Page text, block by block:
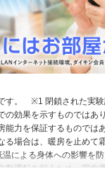
。
※1 閉鎖された実
の効果を示すものではあ
能力を保証するものでは
る場合は、暖房を止めて
による身体への影響を防
動運転を行うため、室内